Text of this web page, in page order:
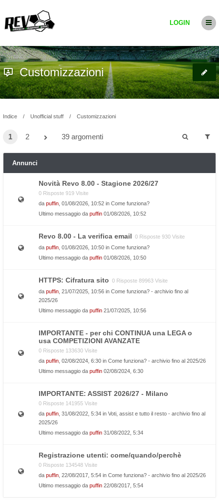
LOGIN
Customizzazioni
Indice Unofficial stuff Customizzazioni
1 2 39 argomenti
Annunci
Novità Revo 8.00 - Stagione 2026/27
0 Risposte 919 Visite
da puffin , 01/08/2026, 10:52 in Come funziona?
Ultimo messaggio da puffin 01/08/2026, 10:52
Revo 8.00 - La verifica email 0 Risposte 930 Visite
da puffin , 01/08/2026, 10:50 in Come funziona?
Ultimo messaggio da puffin 01/08/2026, 10:50
HTTPS: Cifratura sito 0 Risposte 89963 Visite
da puffin , 21/07/2025, 10:56 in Come funziona? - archivio fino al
2025/26
Ultimo messaggio da puffin 21/07/2025, 10:56
IMPORTANTE - per chi CONTINUA una LEGA o
usa COMPETIZIONI AVANZATE
0 Risposte 133630 Visite
da puffin , 02/08/2024, 6:30 in Come funziona? - archivio fino al 2025/26
Ultimo messaggio da puffin 02/08/2024, 6:30
IMPORTANTE: ASSIST 2026/27 - Milano
0 Risposte 141955 Visite
da puffin , 31/08/2022, 5:34 in Voti, assist e tutto il resto - archivio fino al
2025/26
Ultimo messaggio da puffin 31/08/2022, 5:34
Registrazione utenti: come/quando/perchè
0 Risposte 134548 Visite
da puffin , 22/08/2017, 5:54 in Come funziona? - archivio fino al 2025/26
Ultimo messaggio da puffin 22/08/2017, 5:54